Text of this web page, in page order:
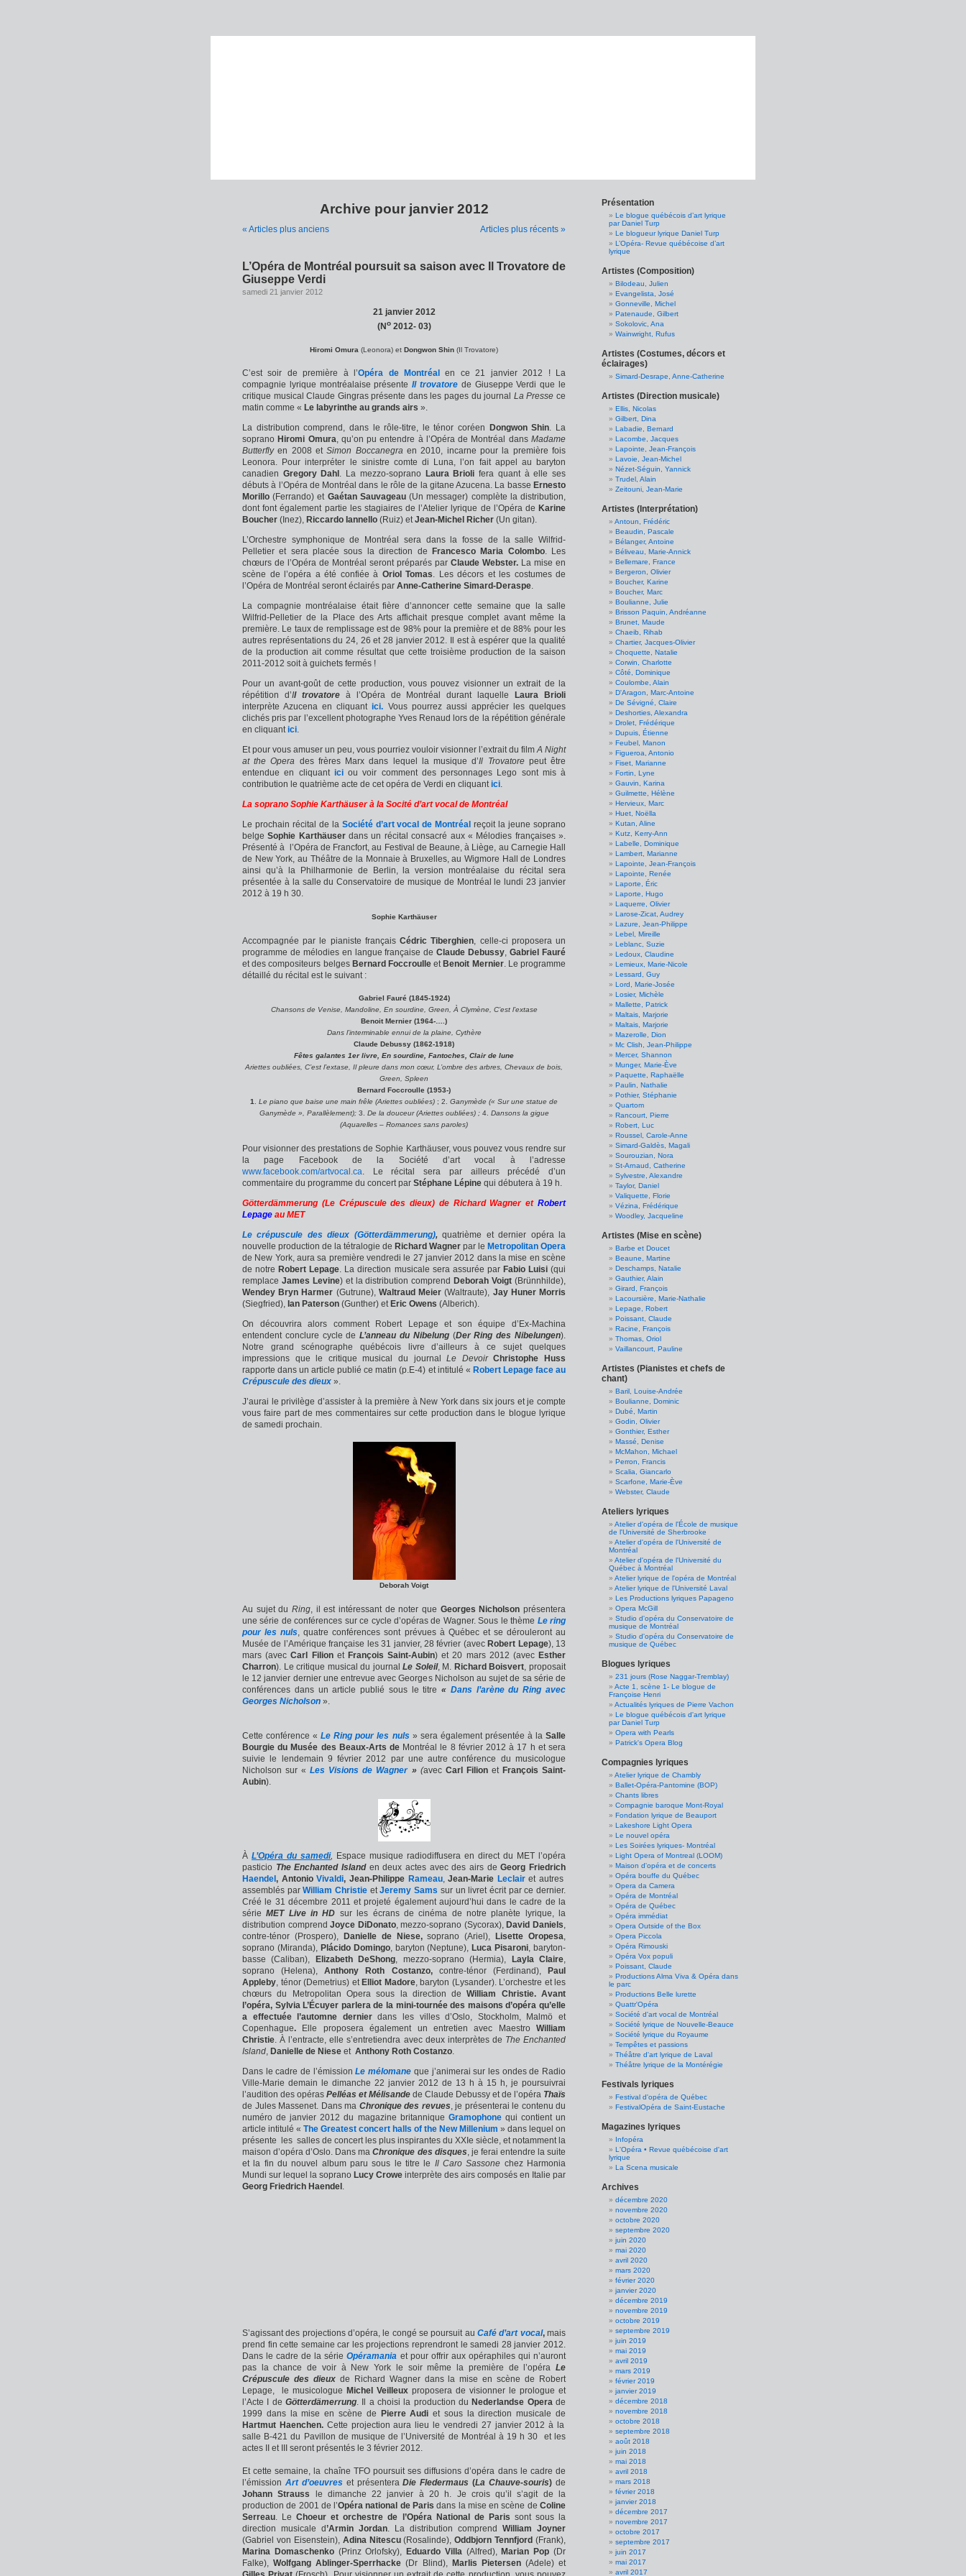
Archive pour janvier 2012
« Articles plus anciens Articles plus récents »
L’Opéra de Montréal poursuit sa saison avec Il Trovatore de
Giuseppe Verdi
samedi 21 janvier 2012
21 janvier 2012
(No2012- 03)
Hiromi Omura (Leonora) et Dongwon Shin (Il Trovatore)
C’est soir de première à l’Opéra de Montréal
en ce 21 janvier 2012 ! La
compagnie lyrique montréalaise présenteIl trovatore de Giuseppe Verdi que le
critique musical Claude Gingras présente dans les pages du journal La Presse ce
matin comme « Le labyrinthe au grands airs ».
La distribution comprend, dans le rôle-titre, le ténor coréen
Dongwon Shin. La
soprano Hiromi Omura, qu’on pu entendre à l’Opéra de Montréal dansMadame
Butterflyen 2008 etSimon Boccanegraen 2010, incarne pour la première fois
Leonora. Pour interpréter le sinistre comte di Luna, l’on fait appel au baryton
canadien Gregory Dahl . La mezzo-soprano Laura Brioli fera quant à elle ses
débuts à l’Opéra de Montréal dans le rôle de la gitane Azucena. La basse Ernesto
Morillo (Ferrando) et Gaétan Sauvageau(Un messager) complète la distribution,
dont font également partie les stagiaires de l’Atelier lyrique de l’Opéra de Karine
Boucher (Inez), Riccardo Iannello (Ruiz) etJean-Michel Richer (Un gitan).
L’Orchestre symphonique de Montréal sera dans la fosse de la salle Wilfrid-
Pelletier et sera placée sous la direction de
Francesco Maria Colombo. Les
chœurs de l’Opéra de Montréal seront préparés par Claude Webster. La mise en
scène de l’opéra a été confiée à Oriol Tomas. Les décors et les costumes de
l’Opéra de Montréal seront éclairés par Anne-Catherine Simard-Deraspe.
La compagnie montréalaise était fière d’annoncer cette semaine que la salle
Wilfrid-Pelletier de la Place des Arts affichait presque complet avant même la
première. Le taux de remplissage est de 98% pour la première et de 88% pour les
autres représentations du 24, 26 et 28 janvier 2012. Il est à espérer que la qualité
de la production ait comme résultat que cette troisième production de la saison
2011-2012 soit à guichets fermés !
Pour un avant-goût de cette production, vous pouvez visionner un extrait de la
répétition d’Il trovatore à l’Opéra de Montréal durant laquelle
Laura Brioli
interprète Azucena en cliquantici. Vous pourrez aussi apprécier les quelques
clichés pris par l’excellent photographe Yves Renaud lors de la répétition générale
en cliquantici.
Et pour vous amuser un peu, vous pourriez vouloir visionner l’extrait du filmA Night
at the Opera des frères Marx dans lequel la musique d’Il Trovatore peut être
entendue en cliquant ici ou voir comment des personnages Lego sont mis à
contribution le quatrième acte de cet opéra de Verdi en cliquantici.
La soprano Sophie Karthäuser à la Socité d’art vocal de Montréal
Le prochain récital de la Société d’art vocal de Montréal reçoit la jeune soprano
belgeSophie Karthäuserdans un récital consacré aux « Mélodies françaises ».
Présenté à l’Opéra de Francfort, au Festival de Beaune, à Liège, au Carnegie Hall
de New York, au Théâtre de la Monnaie à Bruxelles, au Wigmore Hall de Londres
ainsi qu’à la Philharmonie de Berlin, la version montréalaise du récital sera
présentée à la salle du Conservatoire de musique de Montréal le lundi 23 janvier
2012 à 19 h 30.
Sophie Karthäuser
Accompagnée par le pianiste françaisCédric Tiberghien , celle-ci proposera un
programme de mélodies en langue française deClaude Debussy ,Gabriel Fauré
et des compositeurs belges Bernard Foccroulle etBenoit Mernier. Le programme
détaillé du récital est le suivant :
Gabriel Fauré(1845-1924)
Chansons de Venise, Mandoline, En sourdine, Green, À Clymène, C’est l’extase
Benoit Mernier (1964-….)
Dans l’interminable ennui de la plaine, Cythère
Claude Debussy (1862-1918)
Fêtes galantes 1er livre, En sourdine, Fantoches, Clair de lune
Ariettes oubliées, C’est l’extase, Il pleure dans mon cœur, L’ombre des arbres, Chevaux de bois,
Green, Spleen
Bernard Foccroulle (1953-)
1
Le piano que baise une main frêle (Ariettes oubliées) ; 2. Ganymède (« Sur une statue de
Ganymède », Parallèlement); 3. De la douceur (Ariettes oubliées) ; 4. Dansons la gigue
(Aquarelles – Romances sans paroles)
Pour visionner des prestations de Sophie Karthäuser, vous pouvez vous rendre sur
la page Facebook de la Société d’art vocal à l’adresse
www.facebook.com/artvocal.ca . Le récital sera par ailleurs précédé d’un
commentaire du programme du concert par Stéphane Lépine qui débutera à 19 h.
Götterdämmerung (Le Crépuscule des dieux) de Richard Wagner et Robert
Lepage au MET
Le crépuscule des dieux (Götterdämmerung),quatrième et dernier opéra la
nouvelle production de la tétralogie de Richard Wagner par le Metropolitan Opera
de New York, aura sa première vendredi le 27 janvier 2012 dans la mise en scène
de notreRobert Lepage . La direction musicale sera assurée par Fabio Luisi(qui
remplace James Levine) et la distribution comprendDeborah Voigt (Brünnhilde),
Wendey Bryn Harmer (Gutrune), Waltraud Meier (Waltraute), Jay Huner Morris
(Siegfried), Ian Paterson (Gunther) et Eric Owens (Alberich).
On découvrira alors comment Robert Lepage et son équipe d’Ex-Machina
entendent conclure cycle deL’anneau du Nibelung(Der Ring des Nibelungen).
Notre grand scénographe québécois livre d’ailleurs à ce sujet quelques
impressions que le critique musical du journalLe Devoir Christophe Huss
rapporte dans un article publié ce matin (p.E-4) et intitulé « Robert Lepage face au
Crépuscule des dieux ».
J’aurai le privilège d’assister à la première à New York dans six jours et je compte
vous faire part de mes commentaires sur cette production dans le blogue lyrique
de samedi prochain.
Deborah Voigt
Au sujet du Ring, il est intéressant de noter que Georges Nicholsonprésentera
une série de conférences sur ce cycle d’opéras de Wagner. Sous le thème Le ring
pour les nuls, quatre conférences sont prévues à Québec et se dérouleront au
Musée de l’Amérique française les 31 janvier, 28 février (avec Robert Lepage), 13
mars (avecCarl Filionet François Saint-Aubin) et 20 mars 2012 (avec Esther
Charron). Le critique musical du journalLe Soleil, M. Richard Boisvert, proposait
le 12 janvier dernier une entrevue avec Georges Nicholson au sujet de sa série de
conférences dans un article publié sous le titre« Dans l’arène du Ring avec
Georges Nicholson ».
Cette conférence «Le Ring pour les nuls » sera également présentée à laSalle
Bourgie du Musée des Beaux-Arts de Montréal le 8 février 2012 à 17 h et sera
suivie le lendemain 9 février 2012 par une autre conférence du musicologue
Nicholson sur «Les Visions de Wagner» (avecCarl Filion et François Saint-
Aubin).
À L’Opéra du samedi, Espace musique radiodiffusera en direct du MET l’opéra
pasticio The Enchanted Islanden deux actes avec des airs deGeorg Friedrich
Haendel, AntonioVivaldi, Jean-Philippe Rameau,Jean-Marie Leclair et autres
assemblés parWilliam Christie etJeremy Sams sur un livret écrit par ce dernier.
Créé le 31 décembre 2011 et projeté également aujourd’hui dans le cadre de la
sérieMET Live in HD sur les écrans de cinéma de notre planète lyrique, la
distribution comprendJoyce DiDonato, mezzo-soprano (Sycorax),David Daniels,
contre-ténor (Prospero), Danielle de Niese,soprano (Ariel),Lisette Oropesa,
soprano (Miranda), Plácido Domingo, baryton (Neptune),Luca Pisaroni, baryton-
basse
(Caliban), Elizabeth DeShong, mezzo-soprano (Hermia), Layla Claire,
soprano (Helena),Anthony Roth Costanzo,contre-ténor (Ferdinand),Paul
Appleby, ténor (Demetrius) etElliot Madore, baryton (Lysander). L’orchestre et les
chœurs du Metropolitan Opera sous la direction deWilliam Christie. Avant
l’opéra, Sylvia L’Écuyer parlera de la mini-tournée des maisons d’opéra qu’elle
a effectuée l’automne dernierdans les villes d’Oslo, Stockholm, Malmö et
Copenhague. Elle proposera également un entretien avec Maestro William
Christie. À l’entracte, elle s’entretiendra avec deux interprètes de The Enchanted
Island, Danielle de Niese et Anthony Roth Costanzo.
Dans le cadre de l’émissionLe mélomane que j’animerai sur les ondes de Radio
Ville-Marie demain le dimanche 22 janvier 2012 de 13 h à 15 h, je poursuivrai
l’audition des opéras Pelléas et Mélisande de Claude Debussy et de l’opéra Thaïs
de Jules Massenet. Dans ma Chronique des revues, je présenterai le contenu du
numéro de janvier 2012 du magazine britannique Gramophone qui contient un
article intitulé « The Greatest concert halls of the New Millenium » dans lequel on
présente les salles de concert les plus inspirantes du XXIe siècle, et notamment la
maison d’opéra d’Oslo. Dans maChronique des disques, je ferai entendre la suite
et la fin du nouvel album paru sous le titre le Il Caro Sassone chez Harmonia
Mundi sur lequel la soprano Lucy Crowe interprète des airs composés en Italie par
Georg Friedrich Haendel.
S’agissant des projections d’opéra, le congé se poursuit au Café d’art vocal,mais
prend fin cette semaine car les projections reprendront le samedi 28 janvier 2012.
Dans le cadre de la sérieOpéramania et pour offrir aux opéraphiles qui n’auront
pas la chance de voir à New York le soir même la première de l’opéra Le
Crépuscule des dieuxde Richard Wagner dans la mise en scène de Robert
Lepage, le musicologue Michel Veilleux proposera de visionner le prologue et
l’Acte I de Götterdämerrung. Il a choisi la production duNederlandse Operade
1999 dans la mise en scène de Pierre Audiet sous la direction musicale de
Hartmut Haenchen.Cette projection aura lieu le vendredi 27 janvier 2012 à la
salle B-421 du Pavillon de musique de l’Université de Montréal à 19 h 30 et les
actes II et III seront présentés le 3 février 2012.
Et cette semaine, la chaîne TFO poursuit ses diffusions d’opéra dans le cadre de
l’émission Art d’oeuvres et présentera Die Fledermaus (La Chauve-souris)de
Johann Strauss le dimanche 22 janvier à 20 h. Je crois qu’il s’agit de la
production de 2001 de l’Opéra national de Parisdans la mise en scène deColine
Serreau. Le Choeur et orchestre de l’Opéra National de Paris sont sous la
direction musicale d’Armin Jordan. La distribution comprend William Joyner
(Gabriel von Eisenstein),Adina Nitescu(Rosalinde),Oddbjorn Tennfjord (Frank),
Marina Domaschenko (Prinz Orlofsky), Eduardo Villa (Alfred),Marian Pop(Dr
Falke),Wolfgang Ablinger-Sperrhacke(Dr Blind), Marlis Pietersen (Adele) et
Présentation
Le blogue québécois d’art lyrique
par Daniel Turp
Le blogueur lyrique Daniel Turp
L’Opéra- Revue québécoise d’art
lyrique
Artistes (Composition)
Bilodeau, Julien
Evangelista, José
Gonneville, Michel
Patenaude, Gilbert
Sokolovic, Ana
Wainwright, Rufus
Artistes (Costumes, décors et
éclairages)
Simard-Desrape, Anne-Catherine
Artistes (Direction musicale)
Ellis, Nicolas
Gilbert, Dina
Labadie, Bernard
Lacombe, Jacques
Lapointe, Jean-François
Lavoie, Jean-Michel
Nézet-Séguin, Yannick
Trudel, Alain
Zeitouni, Jean-Marie
Artistes (Interprétation)
Antoun, Frédéric
Beaudin, Pascale
Bélanger, Antoine
Béliveau, Marie-Annick
Bellemare, France
Bergeron, Olivier
Boucher, Karine
Boucher, Marc
Boulianne, Julie
Brisson Paquin, Andréanne
Brunet, Maude
Chaeib, Rihab
Chartier, Jacques-Olivier
Choquette, Natalie
Corwin, Charlotte
Côté, Dominique
Coulombe, Alain
D'Aragon, Marc-Antoine
De Sévigné, Claire
Deshorties, Alexandra
Drolet, Frédérique
Dupuis, Étienne
Feubel, Manon
Figueroa, Antonio
Fiset, Marianne
Fortin, Lyne
Gauvin, Karina
Guilmette, Hélène
Hervieux, Marc
Huet, Noëlla
Kutan, Aline
Kutz, Kerry-Ann
Labelle, Dominique
Lambert, Marianne
Lapointe, Jean-François
Lapointe, Renée
Laporte, Éric
Laporte, Hugo
Laquerre, Olivier
Larose-Zicat, Audrey
Lazure, Jean-Philippe
Lebel, Mireille
Leblanc, Suzie
Ledoux, Claudine
Lemieux, Marie-Nicole
Lessard, Guy
Lord, Marie-Josée
Losier, Michèle
Mallette, Patrick
Maltais, Marjorie
Maltais, Marjorie
Mazerolle, Dion
Mc Clish, Jean-Philippe
Mercer, Shannon
Munger, Marie-Ève
Paquette, Raphaëlle
Paulin, Nathalie
Pothier, Stéphanie
Quartom
Rancourt, Pierre
Robert, Luc
Roussel, Carole-Anne
Simard-Galdès, Magali
Sourouzian, Nora
St-Arnaud, Catherine
Sylvestre, Alexandre
Taylor, Daniel
Valiquette, Florie
Vézina, Frédérique
Woodley, Jacqueline
Artistes (Mise en scène)
Barbe et Doucet
Beaune, Martine
Deschamps, Natalie
Gauthier, Alain
Girard, François
Lacoursière, Marie-Nathalie
Lepage, Robert
Poissant, Claude
Racine, François
Thomas, Oriol
Vaillancourt, Pauline
Artistes (Pianistes et chefs de
chant)
Baril, Louise-Andrée
Boulianne, Dominic
Dubé, Martin
Godin, Olivier
Gonthier, Esther
Massé, Denise
McMahon, Michael
Perron, Francis
Scalia, Giancarlo
Scarfone, Marie-Ève
Webster, Claude
Ateliers lyriques
Atelier d'opéra de l'École de musique
de l'Université de Sherbrooke
Atelier d'opéra de l'Université de
Montréal
Atelier d'opéra de l'Université du
Québec à Montréal
Atelier lyrique de l'opéra de Montréal
Atelier lyrique de l'Université Laval
Les Productions lyriques Papageno
Opera McGill
Studio d'opéra du Conservatoire de
musique de Montréal
Studio d'opéra du Conservatoire de
musique de Québec
Blogues lyriques
231 jours (Rose Naggar-Tremblay)
Acte 1, scène 1- Le blogue de
Françoise Henri
Actualités lyriques de Pierre Vachon
Le blogue québécois d'art lyrique
par Daniel Turp
Opera with Pearls
Patrick's Opera Blog
Compagnies lyriques
Atelier lyrique de Chambly
Ballet-Opéra-Pantomine (BOP)
Chants libres
Compagnie baroque Mont-Royal
Fondation lyrique de Beauport
Lakeshore Light Opera
Le nouvel opéra
Les Soirées lyriques- Montréal
Light Opera of Montreal (LOOM)
Maison d'opéra et de concerts
Opéra bouffe du Québec
Opera da Camera
Opéra de Montréal
Opéra de Québec
Opéra immédiat
Opera Outside of the Box
Opera Piccola
Opéra Rimouski
Opéra Vox populi
Poissant, Claude
Productions Alma Viva & Opéra dans
le parc
Productions Belle lurette
Quattr'Opéra
Société d'art vocal de Montréal
Société lyrique de Nouvelle-Beauce
Société lyrique du Royaume
Tempêtes et passions
Théâtre d'art lyrique de Laval
Théâtre lyrique de la Montérégie
Festivals lyriques
Festival d'opéra de Québec
FestivalOpéra de Saint-Eustache
Magazines lyriques
Infopéra
L'Opéra • Revue québécoise d'art
lyrique
La Scena musicale
Archives
décembre 2020
novembre 2020
octobre 2020
septembre 2020
juin 2020
mai 2020
avril 2020
mars 2020
février 2020
janvier 2020
décembre 2019
novembre 2019
octobre 2019
septembre 2019
juin 2019
mai 2019
avril 2019
mars 2019
février 2019
janvier 2019
décembre 2018
novembre 2018
octobre 2018
septembre 2018
août 2018
juin 2018
mai 2018
avril 2018
mars 2018
février 2018
janvier 2018
décembre 2017
novembre 2017
octobre 2017
septembre 2017
juin 2017
mai 2017
avril 2017